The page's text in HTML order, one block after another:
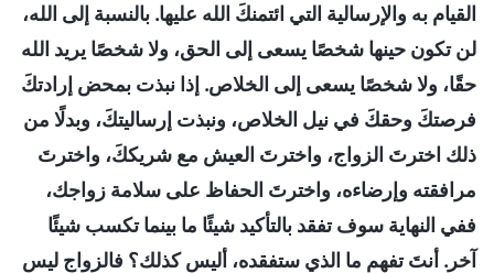
القيام به والإرسالية التي ائتمنكَ الله عليها. بالنسبة إلى الله،
لن تكون حينها شخصًا يسعى إلى الحق، ولا شخصًا يريد الله
حقًا، ولا شخصًا يسعى إلى الخلاص. إذا نبذت بمحض إرادتكَ
فرصتكَ وحقكَ في نيل الخلاص، ونبذت إرساليتكَ، وبدلًا من
ذلك اخترتَ الزواج، واخترتَ العيش مع شريككَ، واخترتَ
مرافقته وإرضاءه، واخترتَ الحفاظ على سلامة زواجك،
ففي النهاية سوف تفقد بالتأكيد شيئًا ما بينما تكسب شيئًا
آخر. أنتَ تفهم ما الذي ستفقده، أليس كذلك؟ فالزواج ليس